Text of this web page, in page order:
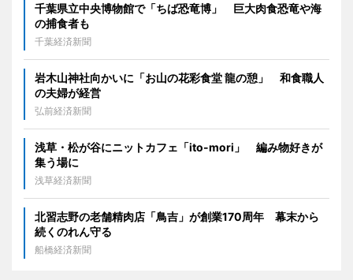
千葉県立中央博物館で「ちば恐竜博」 巨大肉食恐竜や海
の捕食者も
千葉経済新聞
岩木山神社向かいに「お山の花彩食堂 龍の憩」 和食職人
の夫婦が経営
弘前経済新聞
浅草・松が谷にニットカフェ「ito-mori」 編み物好きが
集う場に
浅草経済新聞
北習志野の老舗精肉店「鳥吉」が創業170周年 幕末から
続くのれん守る
船橋経済新聞